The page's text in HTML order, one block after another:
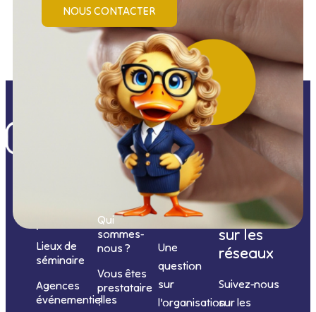
NOUS CONTACTER
prestations
Lieux de
séminaire
Agences
événementielles
Informations
Qui
sommes-
nous ?
Vous êtes
prestataire
?
Nous
contacter
Une
question
sur
l’organisation
Nous
suivre
sur les
réseaux
Suivez-nous
sur les